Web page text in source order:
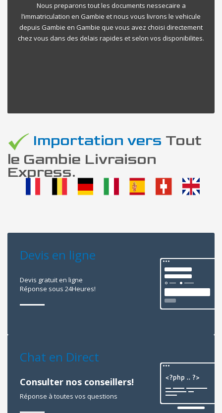
Nous preparons tout les documents nessecaire a
l’immatriculation en Gambie et nous vous livrons le vehicule
depuis Gambie en Gambie que vous avez choisi directement
chez vous dans des delais rapides et selon vos disponibilites.
Importation vers Tout
le Gambie Livraison
Express.
Devis en ligne
Devis gratuit en ligne
Réponse sous 24Heures!
Chat en Direct
Consulter nos conseillers!
Réponse à toutes vos questions